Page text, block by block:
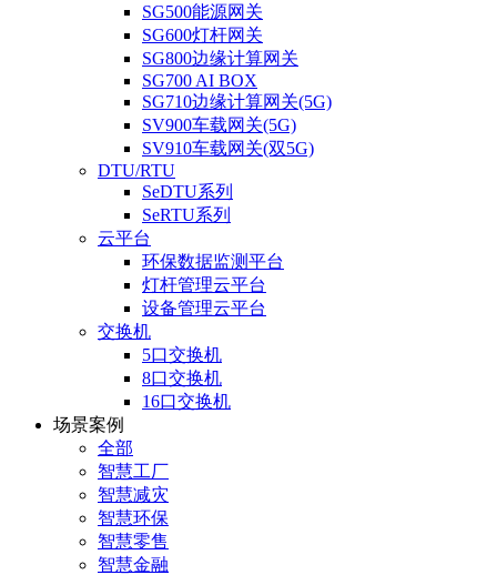
SG500能源网关
SG600灯杆网关
SG800边缘计算网关
SG700 AI BOX
SG710边缘计算网关(5G)
SV900车载网关(5G)
SV910车载网关(双5G)
DTU/RTU
SeDTU系列
SeRTU系列
云平台
环保数据监测平台
灯杆管理云平台
设备管理云平台
交换机
5口交换机
8口交换机
16口交换机
场景案例
全部
智慧工厂
智慧减灾
智慧环保
智慧零售
智慧金融